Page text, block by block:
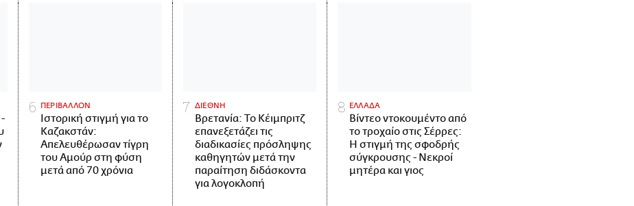
ΠΕΡΙΒΑΛΛΟΝ
Ιστορική στιγμή για το
Καζακστάν:
Απελευθέρωσαν τίγρη
του Αμούρ στη φύση
μετά από 70 χρόνια
ΔΙΕΘΝΗ
Βρετανία: Το Κέιμπριτζ
επανεξετάζει τις
διαδικασίες πρόσληψης
καθηγητών μετά την
παραίτηση διδάσκοντα
για λογοκλοπή
ΕΛΛΑΔΑ
Βίντεο ντοκουμέντο από
το τροχαίο στις Σέρρες:
Η στιγμή της σφοδρής
σύγκρουσης - Νεκροί
μητέρα και γιος